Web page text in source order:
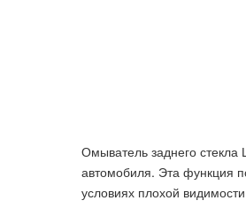
Омыватель заднего
автомобиля. Эта функция
условиях плохой